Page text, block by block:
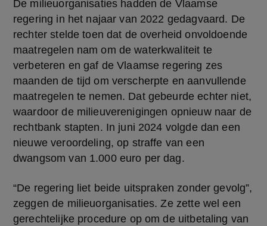
De milieuorganisaties hadden de Vlaamse
regering in het najaar van 2022 gedagvaard. De
rechter stelde toen dat de overheid onvoldoende
maatregelen nam om de waterkwaliteit te
verbeteren en gaf de Vlaamse regering zes
maanden de tijd om verscherpte en aanvullende
maatregelen te nemen. Dat gebeurde echter niet,
waardoor de milieuverenigingen opnieuw naar de
rechtbank stapten. In juni 2024 volgde dan een
nieuwe veroordeling, op straffe van een
dwangsom van 1.000 euro per dag.
“De regering liet beide uitspraken zonder gevolg”,
zeggen de milieuorganisaties. Ze zette wel een
gerechtelijke procedure op om de uitbetaling van